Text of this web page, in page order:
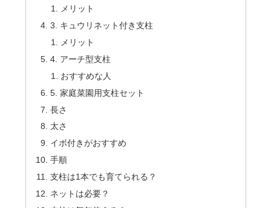
メリット
3. キュウリネット付き支柱
メリット
4. アーチ型支柱
おすすめな人
5. 家庭菜園用支柱セット
長さ
太さ
イボ付きがおすすめ
手順
支柱は1本でも育てられる？
ネットは必要？